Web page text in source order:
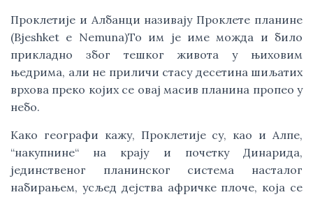
Проклетије и Албанци називају Проклете планине
(Bjeshket e Nemuna)То им је име можда и било
прикладно због тешког живота у њиховим
њедрима, али не приличи стасу десетина шиљатих
врхова преко којих се овај масив планина пропео у
небо.
Како географи кажу, Проклетије су, као и Алпе,
“накупнине“ на крају и почетку Динарида,
јединственог планинског система насталог
набирањем, усљед дејства афричке плоче, која се